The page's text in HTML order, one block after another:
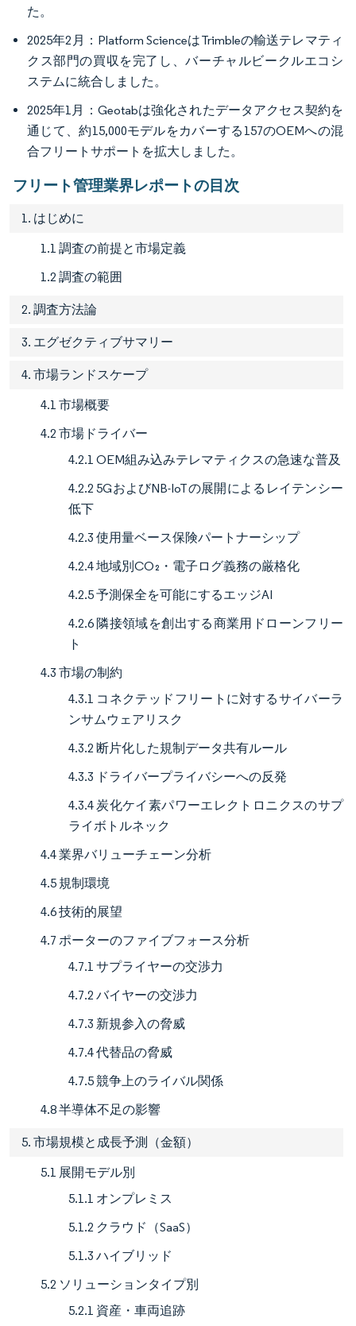
た。
2025年2月：Platform ScienceはTrimbleの輸送テレマティ
クス部門の買収を完了し、バーチャルビークルエコシ
ステムに統合しました。
2025年1月：Geotabは強化されたデータアクセス契約を
通じて、約15,000モデルをカバーする157のOEMへの混
合フリートサポートを拡大しました。
フリート管理業界レポートの目次
1. はじめに
1.1 調査の前提と市場定義
1.2 調査の範囲
2. 調査方法論
3. エグゼクティブサマリー
4. 市場ランドスケープ
4.1 市場概要
4.2 市場ドライバー
4.2.1 OEM組み込みテレマティクスの急速な普及
4.2.2 5GおよびNB-IoTの展開によるレイテンシー
低下
4.2.3 使用量ベース保険パートナーシップ
4.2.4 地域別CO₂・電子ログ義務の厳格化
4.2.5 予測保全を可能にするエッジAI
4.2.6 隣接領域を創出する商業用ドローンフリー
ト
4.3 市場の制約
4.3.1 コネクテッドフリートに対するサイバーラ
ンサムウェアリスク
4.3.2 断片化した規制データ共有ルール
4.3.3 ドライバープライバシーへの反発
4.3.4 炭化ケイ素パワーエレクトロニクスのサプ
ライボトルネック
4.4 業界バリューチェーン分析
4.5 規制環境
4.6 技術的展望
4.7 ポーターのファイブフォース分析
4.7.1 サプライヤーの交渉力
4.7.2 バイヤーの交渉力
4.7.3 新規参入の脅威
4.7.4 代替品の脅威
4.7.5 競争上のライバル関係
4.8 半導体不足の影響
5. 市場規模と成長予測（金額）
5.1 展開モデル別
5.1.1 オンプレミス
5.1.2 クラウド（SaaS）
5.1.3 ハイブリッド
5.2 ソリューションタイプ別
5.2.1 資産・車両追跡